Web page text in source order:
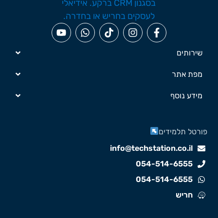
שירותים
מפת אתר
מידע נוסף
info@techstation.co.il
054-514-6555
054-514-6555
חריש
תלמידים